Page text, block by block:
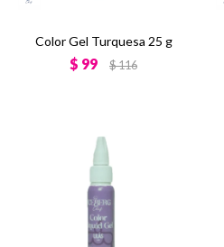
Color Gel Turquesa 25 g
$ 99 $116